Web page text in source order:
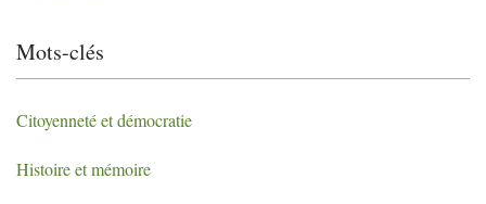
Mots-clés
Citoyenneté et démocratie
Histoire et mémoire